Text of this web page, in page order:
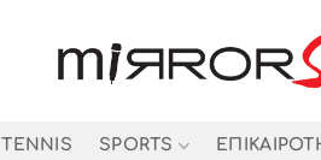
TENNIS SPORTS